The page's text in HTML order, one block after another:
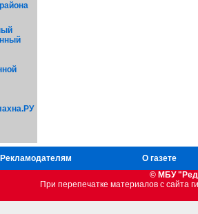
Рекламодателям
О газете
© МБУ
При перепечатке материалов c сайта